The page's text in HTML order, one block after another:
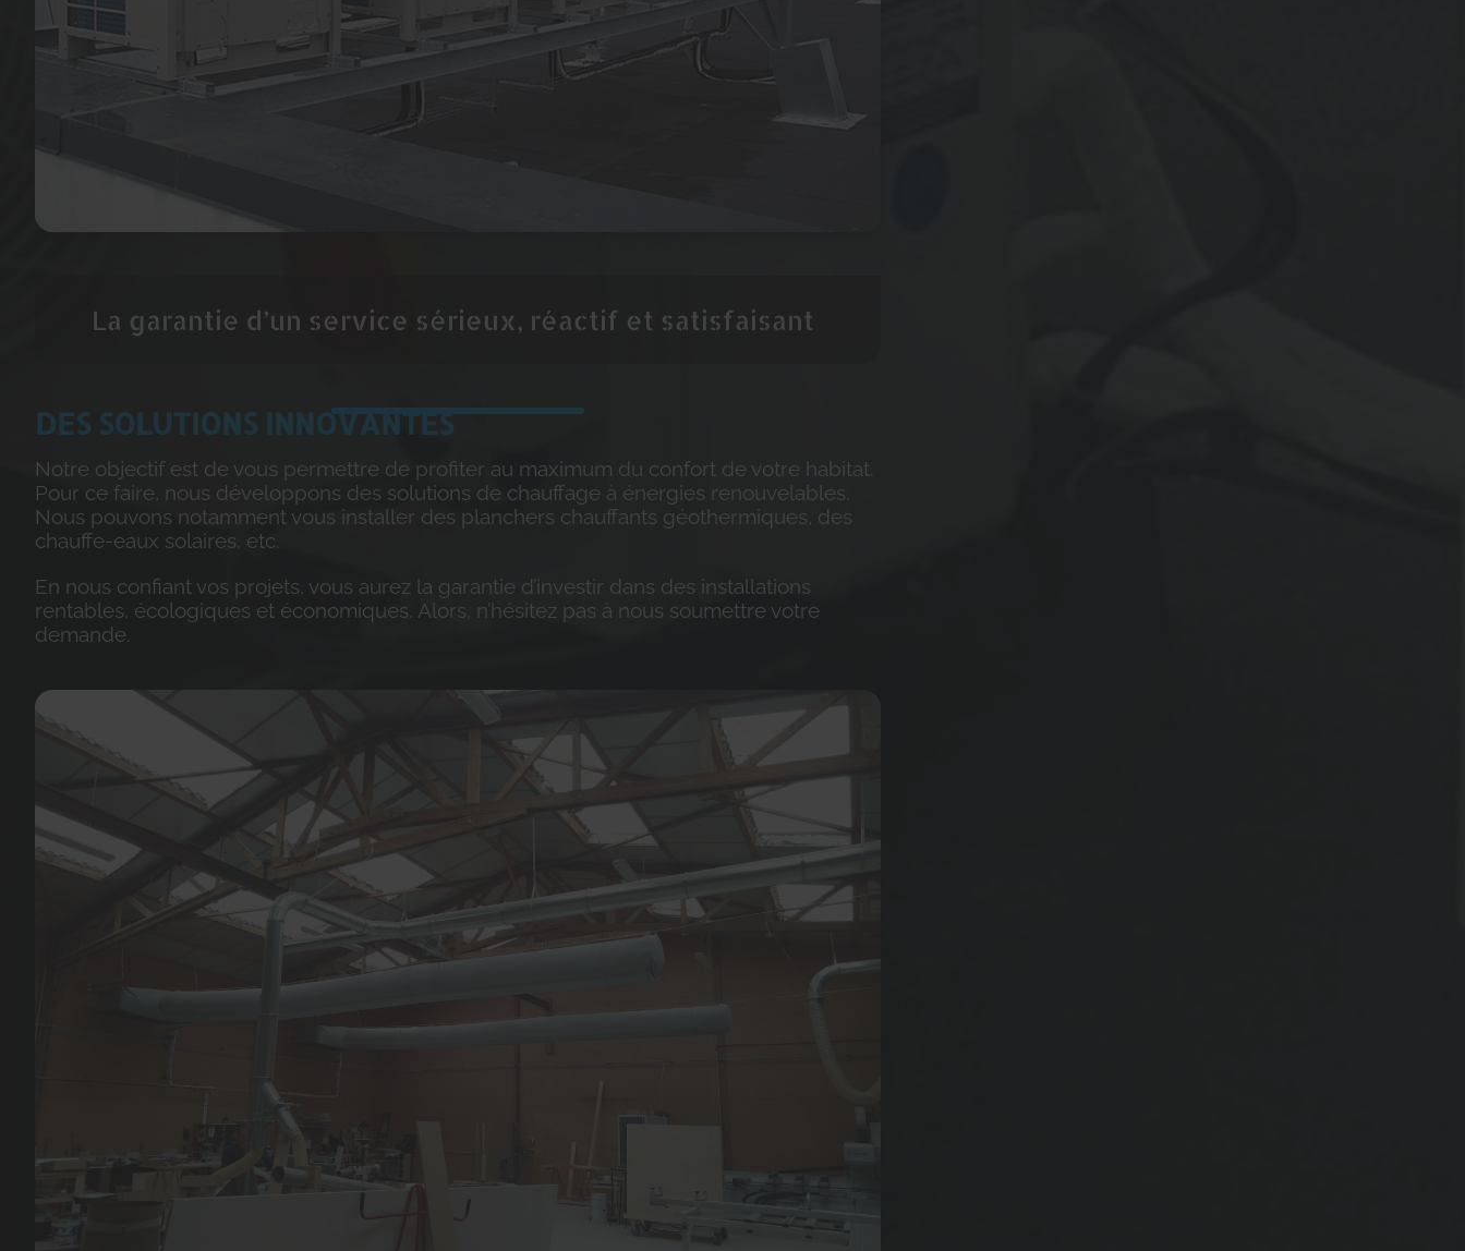
La garantie d’un service sérieux, réactif et satisfaisant
DES SOLUTIONS INNOVANTES
Notre objectif est de vous permettre de profiter au maximum du confort de votre habitat.
Pour ce faire, nous développons des solutions de chauffage à énergies renouvelables.
Nous pouvons notamment vous installer des planchers chauffants géothermiques, des
chauffe-eaux solaires, etc.
En nous confiant vos projets, vous aurez la garantie d’investir dans des installations
rentables, écologiques et économiques. Alors, n’hésitez pas à nous soumettre votre
demande.